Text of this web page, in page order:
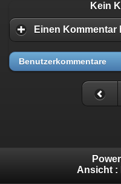
Kein
Einen Kommentar
Benutzerkommentare
Ansicht :